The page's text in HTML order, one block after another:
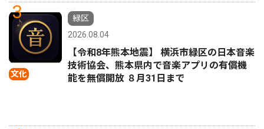
3
文化
緑区
2026.08.04
【令和8年熊本地震】 横浜市緑区の日本音楽
技術協会、熊本県内で音楽アプリの有償機
能を無償開放 ８月31日まで